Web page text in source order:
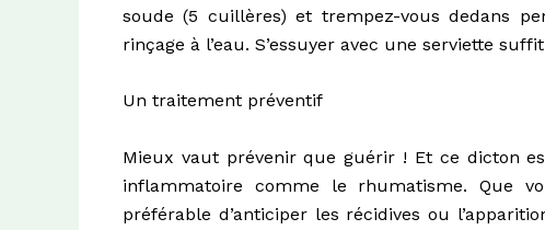
soude (5 cuillères) et trempez-vous dedans
rinçage à l’eau. S’essuyer avec une serviette
Un traitement préventif
Mieux vaut prévenir que guérir ! Et ce dicton
inflammatoire comme le rhumatisme. Que
préférable d’anticiper les récidives ou